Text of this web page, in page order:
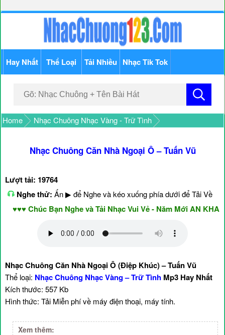
Hay Nhất Thể Loại Tải Nhiều Nhạc Tik Tok
Home Nhạc Chuông Nhạc Vàng - Trữ Tình
Nhạc Chuông Căn Nhà Ngoại Ô – Tuấn Vũ
Lượt tải: 19764
Nghe thử: Ấn ▶ để Nghe và kéo xuống phía dưới để Tải Về
Chúc Bạn Nghe và Tải Nhạc Vui Vẻ - Năm Mới AN KHANG
Nhạc Chuông Căn Nhà Ngoại Ô (Điệp Khúc) – Tuấn Vũ
Thể loại: Nhạc Chuông Nhạc Vàng – Trữ Tình Mp3 Hay Nhất
Kích thước: 557 Kb
Hình thức: Tải Miễn phí về máy điện thoại, máy tính.
Xem thêm: